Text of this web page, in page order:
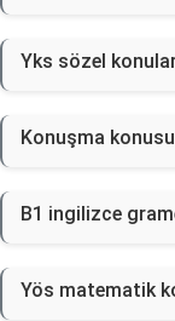
Yks sözel
Konuşma
B1 ingilizce
Yös matematik